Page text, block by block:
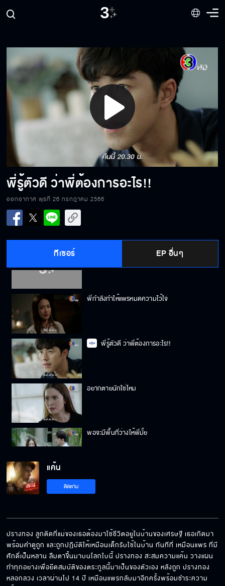
Play
Video
พี่รู้ตัวดี ว่าพี่ต้องการอะไร!!
ออกอากาศ พุธที่ 26 กรกฎาคม 2566
ทีเซอร์ EP อื่นๆ
จะให้ใครรู้ว่าเก่งยังไม่ตายไม่ได้
ถ้าคิดจะสู้ต่อ...ก็ดูว่าใครจะชิบหายก่อนกัน!!
เตรียมพบกับความชิบหายได้เลย
พี่กำลังทำให้แพรหมดความไว้ใจ
พี่รู้ตัวดี ว่าพี่ต้องการอะไร!!
อยากตายนักใช่ไหม
พอจะมีพื้นที่ว่างให้พี่มั้ย
กรรมตามสนอง
ถึงเวลาเปลี่ยนเกมแค้น ถ้าใช้ความจริงกับความ
ถูกต้อง ใครจะถูกเอาคืน⁉️
แค้น
ติดตาม
ปรางทอง ลูกติดที่แม่ของเธอต้องมาใช้ชีวิตอยู่ในบ้านของเศรษฐี เธอเกิดมา
พร้อมคำดูถูก และถูกปฏิบัติให้เหมือนเด็กรับใช้ในบ้าน ทันทีที่ เหมือนแพร ที่มี
ศักดิ์เป็นหลาน ลืมตาขึ้นมาบนโลกใบนี้ ปรางทอง สะสมความแค้น วางแผน
ทำทุกอย่างเพื่อยึดสมบัติของตระกูลนี้มาเป็นของตัวเอง หลังถูก ปรางทอง
หลอกลวง เวลาผ่านไป 14 ปี เหมือนแพรกลับมาอีกครั้งพร้อมชำระความ